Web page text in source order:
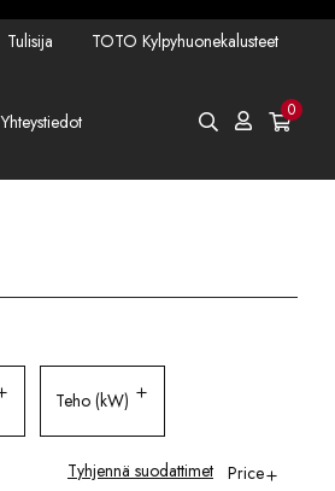
Tulisija TOTO Kylpyhuonekalusteet
Yhteystiedot 0
Teho (kW)
Tyhjennä suodattimet Price